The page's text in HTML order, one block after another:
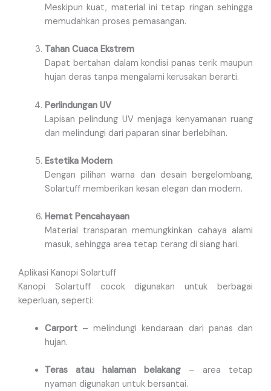
Meskipun kuat, material ini tetap ringan sehingga
memudahkan proses pemasangan.
Tahan Cuaca Ekstrem
Dapat bertahan dalam kondisi panas terik maupun
hujan deras tanpa mengalami kerusakan berarti.
Perlindungan UV
Lapisan pelindung UV menjaga kenyamanan ruang
dan melindungi dari paparan sinar berlebihan.
Estetika Modern
Dengan pilihan warna dan desain bergelombang,
Solartuff memberikan kesan elegan dan modern.
Hemat Pencahayaan
Material transparan memungkinkan cahaya alami
masuk, sehingga area tetap terang di siang hari.
Aplikasi Kanopi Solartuff
Kanopi Solartuff cocok digunakan untuk berbagai
keperluan, seperti:
Carport– melindungi kendaraan dari panas dan
hujan.
Teras atau halaman belakang– area tetap
nyaman digunakan untuk bersantai.